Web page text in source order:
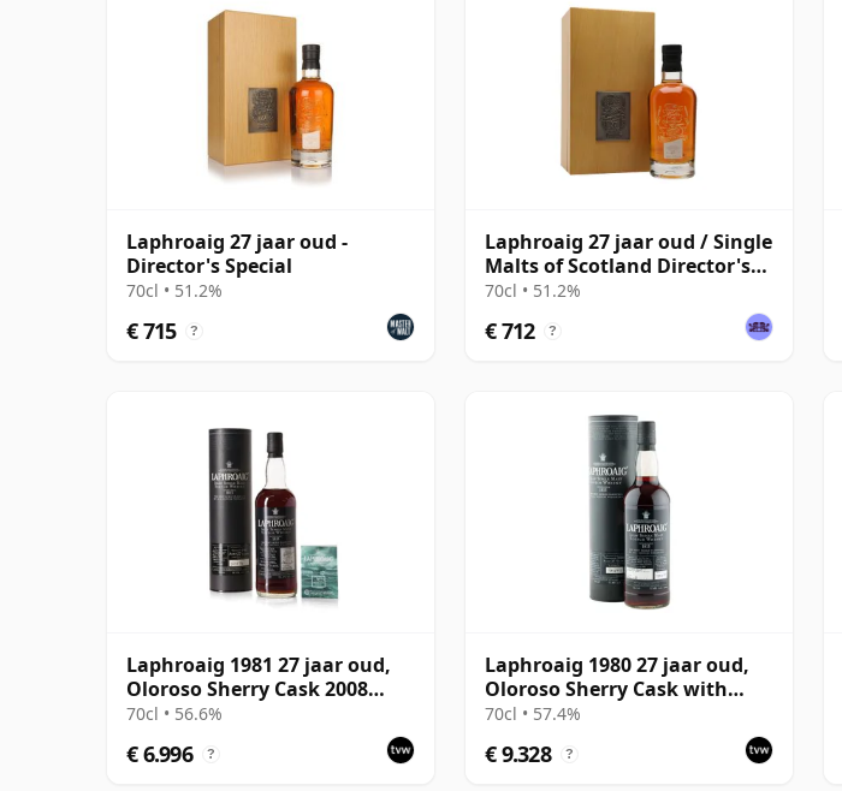
Laphroaig 27 jaar oud -
Director's Special
70cl • 51.2%
€ 715 ?
Laphroaig 27 jaar oud / Single
Malts of Scotland Director's
Special
70cl • 51.2%
€ 712 ?
Laphroaig 1981 27 jaar oud,
Oloroso Sherry Cask 2008
Bottling with Tube
70cl • 56.6%
€ 6.996 ?
Laphroaig 1980 27 jaar oud,
Oloroso Sherry Cask with
Tube
70cl • 57.4%
€ 9.328 ?